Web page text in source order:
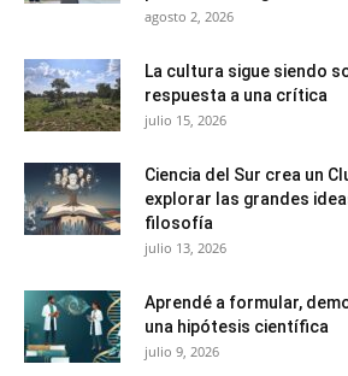
agosto 2, 2026
La cultura sigue siendo
respuesta a una crítica
julio 15, 2026
Ciencia del Sur crea un
explorar las grandes
filosofía
julio 13, 2026
Aprendé a formular,
una hipótesis científica
julio 9, 2026